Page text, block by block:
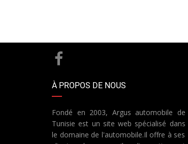
À PROPOS DE NOUS
Fondé en 2003, Argus automobile de
Tunisie est un site web spécialisé dans
le domaine de l'automobile.Il offre à ses